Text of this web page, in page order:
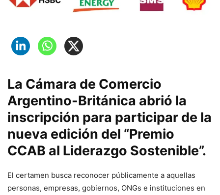
La Cámara de Comercio
Argentino-Británica abrió la
inscripción para participar de la
nueva edición del “Premio
CCAB al Liderazgo Sostenible”.
El certamen busca reconocer públicamente a aquellas
personas, empresas, gobiernos, ONGs e instituciones en